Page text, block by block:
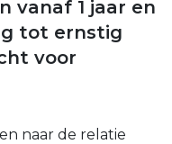
vanaf 1 jaar en
tot ernstig
voor
naar de relatie